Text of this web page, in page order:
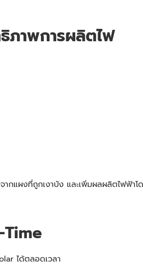
ภาพการผลิตไฟ
กแผงที่ถูกเงาบัง และเพิ่มผลผลิตไฟฟ้าโ
ได้ตลอดเวลา